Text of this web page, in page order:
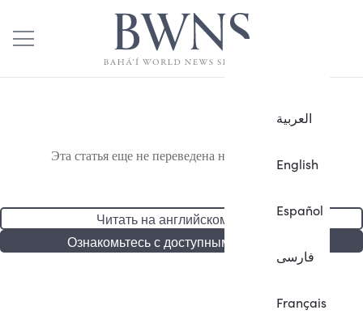
العربية
English
Español
فارسی
Français
Эта статья еще не переведена на русский язык.
Читать на английском языке
Ознакомьтесь с доступными статьями